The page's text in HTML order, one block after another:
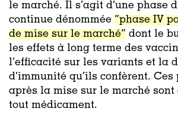
le marché. Il s’agit d’une phase
continue dénommée “phase IV
de mise sur le marché” dont le
les effets à long terme des
l’efficacité sur les variants et la
d’immunité qu’ils confèrent. Ces
après la mise sur le marché sont
tout médicament.